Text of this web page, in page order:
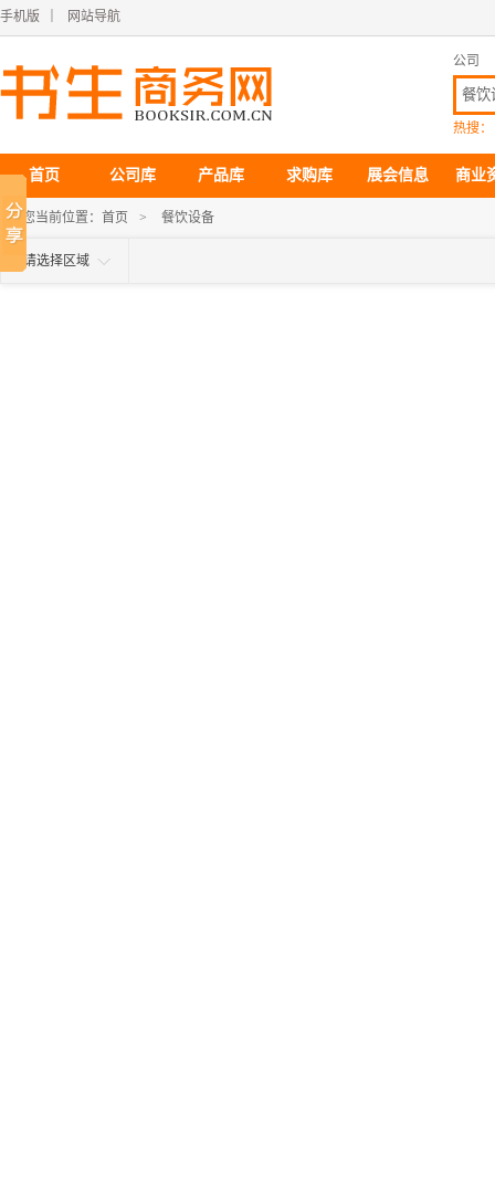
手机版 网站导航
公司
热搜：
首页 公司库 产品库 求购库 展会信息 商业
您当前位置： 首页 > 餐饮设备
请选择区域